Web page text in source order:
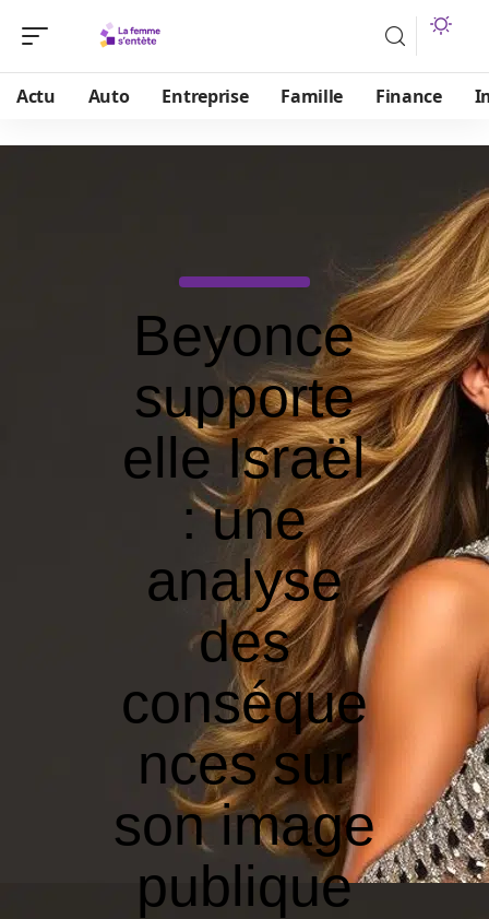
Actu Auto Entreprise Famille Finance
Beyonce
supporte
elle Israël
: une
analyse
des
conséque
nces sur
son image
publique